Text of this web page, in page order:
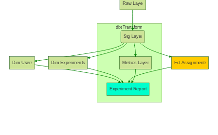
dbt Transform
Metrics Layer
Stg Layer
Experiment Report
Raw Layer
Dim Users Dim Experiments Fct Assignments